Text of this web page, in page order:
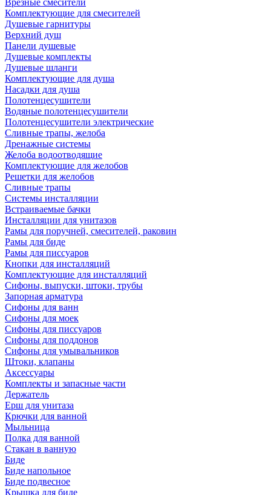
Врезные смесители
Комплектующие для смесителей
Душевые гарнитуры
Верхний душ
Панели душевые
Душевые комплекты
Душевые шланги
Комплектующие для душа
Насадки для душа
Полотенцесушители
Водяные полотенцесушители
Полотенцесушители электрические
Сливные трапы, желоба
Дренажные системы
Желоба водоотводящие
Комплектующие для желобов
Решетки для желобов
Сливные трапы
Системы инсталляции
Встраиваемые бачки
Инсталляции для унитазов
Рамы для поручней, смесителей, раковин
Рамы для биде
Рамы для писсуаров
Кнопки для инсталляций
Комплектующие для инсталляций
Сифоны, выпуски, штоки, трубы
Запорная арматура
Сифоны для ванн
Сифоны для моек
Сифоны для писсуаров
Сифоны для поддонов
Сифоны для умывальников
Штоки, клапаны
Аксессуары
Комплекты и запасные части
Держатель
Ерш для унитаза
Крючки для ванной
Мыльница
Полка для ванной
Стакан в ванную
Биде
Биде напольное
Биде подвесное
Крышка для биде